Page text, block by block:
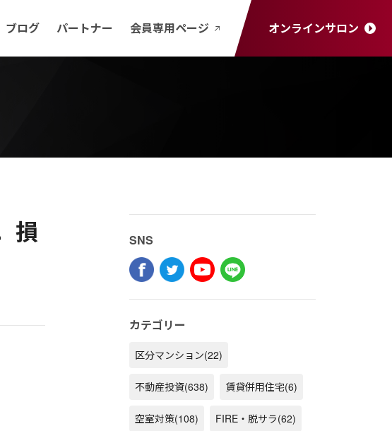
ブログ パートナー 会員専用ページ オンラインサロン
損
SNS
カテゴリー
区分マンション(22)
不動産投資(638) 賃貸併用住宅(6)
空室対策(108) FIRE・脱サラ(62)